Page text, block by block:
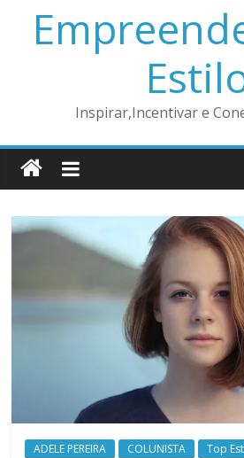
Inspirar,Incentivar e
ADELE PEREIRA COLUNISTA Top